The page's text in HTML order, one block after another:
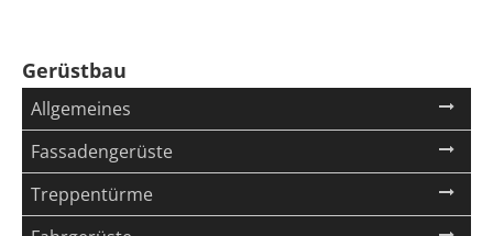
Gerüstbau
Navigation
überspringen
Allgemeines
Fassadengerüste
Treppentürme